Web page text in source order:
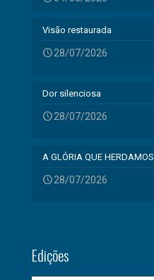
Visão restaurada
28/07/2026
Dor silenciosa
28/07/2026
A GLÓRIA QUE HERDAMOS
28/07/2026
Edições